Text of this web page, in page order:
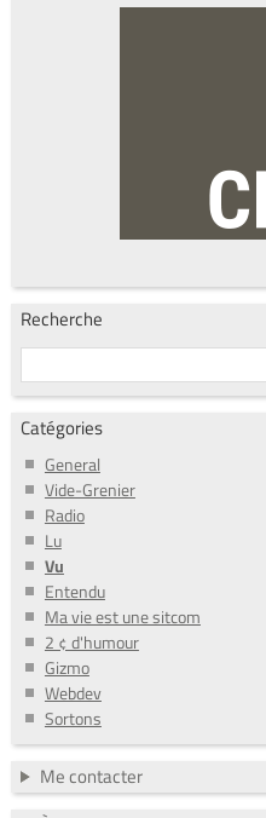
Recherche
Catégories
General
Vide-Grenier
Radio
Lu
Vu
Entendu
Ma vie est une sitcom
2 ¢ d'humour
Gizmo
Webdev
Sortons
Me contacter